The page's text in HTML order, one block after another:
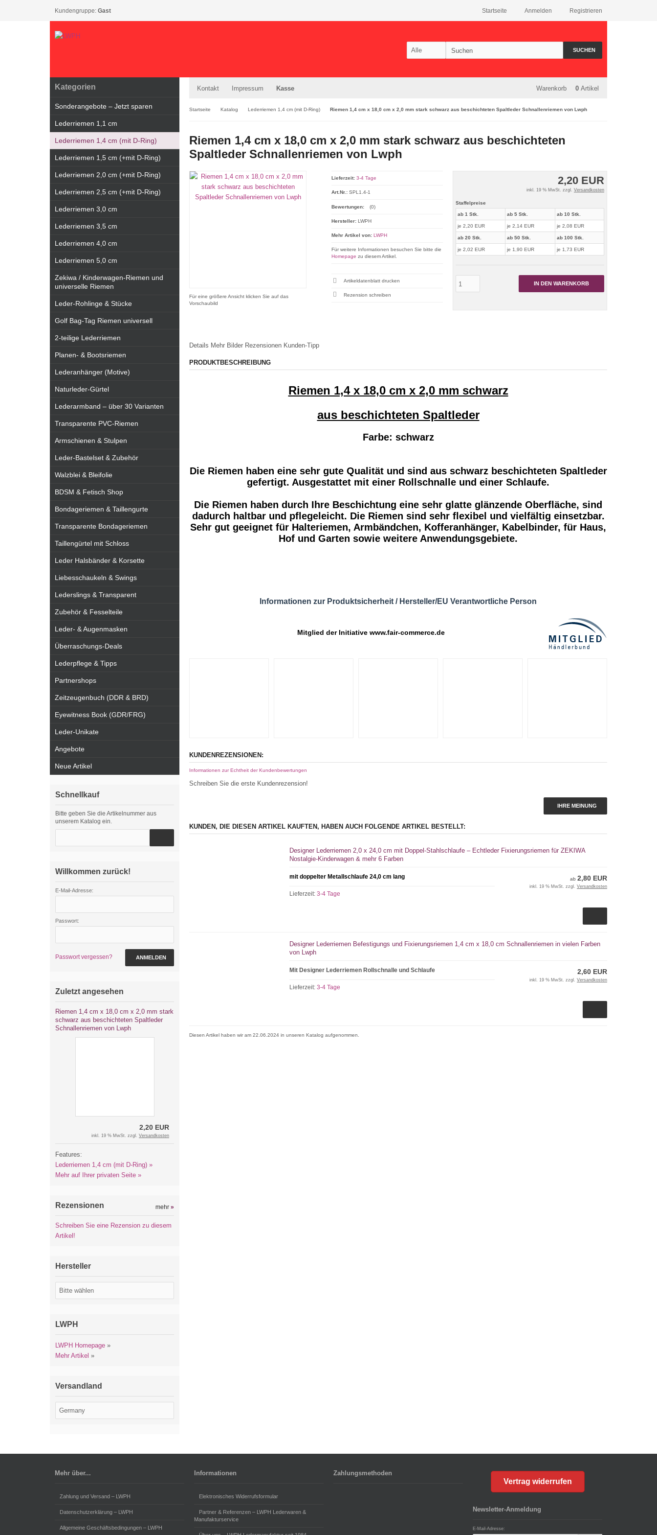
Kundengruppe: Gast Registrieren
Anmelden
Startseite
SUCHEN
Kontakt Impressum Kasse Warenkorb 0 Artikel
Startseite Katalog Lederriemen 1,4 cm (mit D-Ring) Riemen 1,4 cm x 18,0 cm x 2,0 mm stark schwarz aus beschichteten Spaltleder Schnallenriemen von Lwph
Riemen 1,4 cm x 18,0 cm x 2,0 mm stark schwarz aus beschichteten
Spaltleder Schnallenriemen von Lwph
Für eine größere Ansicht klicken Sie auf das
Vorschaubild
2,20 EUR
inkl. 19 % MwSt. zzgl. Versandkosten
Staffelpreise
ab 1 Stk.
je 2,20 EUR
ab 5 Stk.
je 2,14 EUR
ab 10 Stk.
je 2,08 EUR
ab 20 Stk.
je 2,02 EUR
ab 50 Stk.
je 1,90 EUR
ab 100 Stk.
je 1,73 EUR
IN DEN WARENKORB
Lieferzeit: 3-4 Tage
Art.Nr.: SPL1.4-1
Bewertungen: (0)
Hersteller: LWPH
Mehr Artikel von: LWPH
Für weitere Informationen besuchen Sie bitte die
Homepage zu diesem Artikel.
Artikeldatenblatt drucken
Rezension schreiben
Details Mehr Bilder Rezensionen Kunden-Tipp
PRODUKTBESCHREIBUNG
Riemen 1,4 x 18,0 cm x 2,0 mm schwarz
aus beschichteten Spaltleder
Farbe: schwarz
Die Riemen haben eine sehr gute Qualität und sind aus schwarz beschichteten Spaltleder
gefertigt. Ausgestattet mit einer Rollschnalle und einer Schlaufe.
Die Riemen haben durch Ihre Beschichtung eine sehr glatte glänzende Oberfläche, sind
dadurch haltbar und pflegeleicht. Die Riemen sind sehr flexibel und vielfältig einsetzbar.
Sehr gut geeignet für Halteriemen, Armbändchen, Kofferanhänger, Kabelbinder, für Haus,
Hof und Garten sowie weitere Anwendungsgebiete.
Informationen zur Produktsicherheit / Hersteller/EU Verantwortliche Person
Mitglied der Initiative www.fair-commerce.de
KUNDENREZENSIONEN:
Informationen zur Echtheit der Kundenbewertungen
Schreiben Sie die erste Kundenrezension!
IHRE MEINUNG
KUNDEN, DIE DIESEN ARTIKEL KAUFTEN, HABEN AUCH FOLGENDE ARTIKEL BESTELLT:
Designer Lederriemen 2,0 x 24,0 cm mit Doppel-Stahlschlaufe – Echtleder Fixierungsriemen für ZEKIWA
Nostalgie-Kinderwagen & mehr 6 Farben
mit doppelter Metallschlaufe 24,0 cm lang
Lieferzeit:3-4 Tage
ab 2,80 EUR
inkl. 19 % MwSt. zzgl. Versandkosten
Designer Lederriemen Befestigungs und Fixierungsriemen 1,4 cm x 18,0 cm Schnallenriemen in vielen Farben
von Lwph
Mit Designer Lederriemen Rollschnalle und Schlaufe
Lieferzeit:3-4 Tage
2,60 EUR
inkl. 19 % MwSt. zzgl. Versandkosten
Diesen Artikel haben wir am 22.06.2024 in unseren Katalog aufgenommen.
Kategorien
Sonderangebote – Jetzt sparen
Lederriemen 1,1 cm
Lederriemen 1,4 cm (mit D-Ring)
Lederriemen 1,5 cm (+mit D-Ring)
Lederriemen 2,0 cm (+mit D-Ring)
Lederriemen 2,5 cm (+mit D-Ring)
Lederriemen 3,0 cm
Lederriemen 3,5 cm
Lederriemen 4,0 cm
Lederriemen 5,0 cm
Zekiwa / Kinderwagen-Riemen und
universelle Riemen
Leder-Rohlinge & Stücke
Golf Bag-Tag Riemen universell
2-teilige Lederriemen
Planen- & Bootsriemen
Lederanhänger (Motive)
Naturleder-Gürtel
Lederarmband – über 30 Varianten
Transparente PVC-Riemen
Armschienen & Stulpen
Leder-Bastelset & Zubehör
Walzblei & Bleifolie
BDSM & Fetisch Shop
Bondageriemen & Taillengurte
Transparente Bondageriemen
Taillengürtel mit Schloss
Leder Halsbänder & Korsette
Liebesschaukeln & Swings
Lederslings & Transparent
Zubehör & Fesselteile
Leder- & Augenmasken
Überraschungs-Deals
Lederpflege & Tipps
Partnershops
Zeitzeugenbuch (DDR & BRD)
Eyewitness Book (GDR/FRG)
Leder-Unikate
Angebote
Neue Artikel
Schnellkauf
Bitte geben Sie die Artikelnummer aus
unserem Katalog ein.
Willkommen zurück!
E-Mail-Adresse:
Passwort:
Passwort vergessen? ANMELDEN
Zuletzt angesehen
Riemen 1,4 cm x 18,0 cm x 2,0 mm stark
schwarz aus beschichteten Spaltleder
Schnallenriemen von Lwph
2,20 EUR
inkl. 19 % MwSt. zzgl. Versandkosten
Features:
Lederriemen 1,4 cm (mit D-Ring) »
Mehr auf Ihrer privaten Seite »
Rezensionen mehr »
Schreiben Sie eine Rezension zu diesem
Artikel!
Hersteller
LWPH
LWPH Homepage »
Mehr Artikel »
Versandland
Mehr über...
Zahlung und Versand – LWPH
Datenschutzerklärung – LWPH
Allgemeine Geschäftsbedingungen – LWPH
Informationen
Elektronisches Widerrufsformular
Partner & Referenzen – LWPH Lederwaren &
Manufakturservice
Zahlungsmethoden
Vertrag widerrufen
Newsletter-Anmeldung
E-Mail-Adresse: